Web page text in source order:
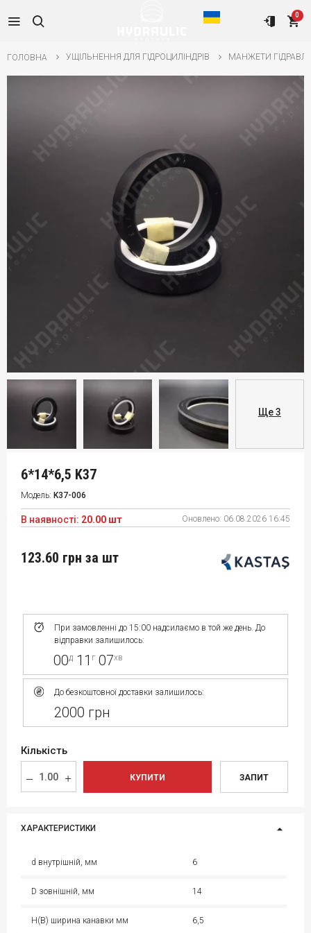
0
ГОЛОВНА УЩІЛЬНЕННЯ ДЛЯ ГІДРОЦИЛІНДРІВ МАНЖЕТИ
Ще 3
6*14*6,5 K37
Модель: K37-006
В наявності: 20.00 шт Оновлено: 06.08.2026 16:45
При замовленні до 15:00 надсилаємо в той же день. До
відправки залишилось:
00д 11 г 07хв
До безкоштовної доставки залишилось:
2000 грн
123.60 грн за шт
Кількість
КУПИТИ ЗАПИТ
ХАРАКТЕРИСТИКИ
d внутрішній, мм 6
D зовнішній, мм 14
H(B) ширина канавки мм 6,5